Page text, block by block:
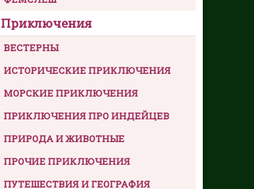
Приключения
ВЕСТЕРНЫ
ИСТОРИЧЕСКИЕ ПРИКЛЮЧЕНИЯ
МОРСКИЕ ПРИКЛЮЧЕНИЯ
ПРИКЛЮЧЕНИЯ ПРО ИНДЕЙЦЕВ
ПРИРОДА И ЖИВОТНЫЕ
ПРОЧИЕ ПРИКЛЮЧЕНИЯ
ПУТЕШЕСТВИЯ И ГЕОГРАФИЯ